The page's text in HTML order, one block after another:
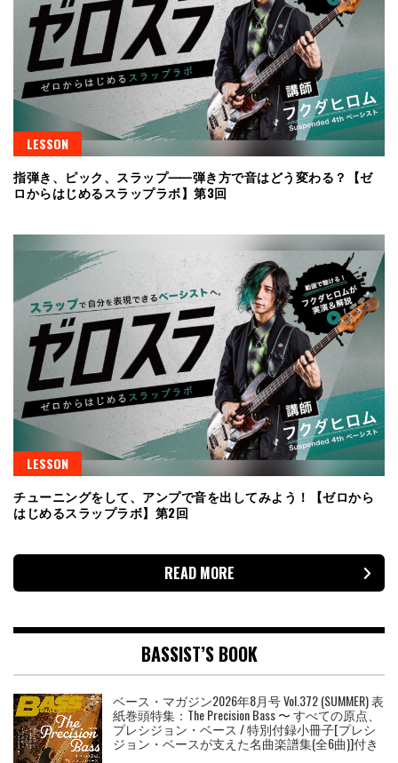
LESSON
指弾き、ピック、スラップ⸺弾き方で音はどう変わる？【ゼ
ロからはじめるスラップラボ】第3回
LESSON
チューニングをして、アンプで音を出してみよう！【ゼロから
はじめるスラップラボ】第2回
READ MORE
BASSIST’S BOOK
ベース・マガジン2026年8月号 Vol.372 (SUMMER) 表
紙巻頭特集：The Precision Bass 〜 すべての原点、
プレシジョン・ベース / 特別付録小冊子[プレシ
ジョン・ベースが支えた名曲楽譜集(全6曲)]付き